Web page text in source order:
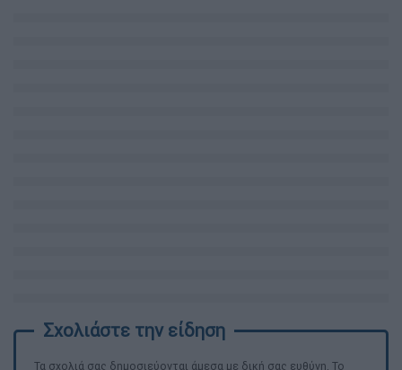
Τα σχολιά σας δημοσιεύονται άμεσα με δική σας ευθύνη. Το